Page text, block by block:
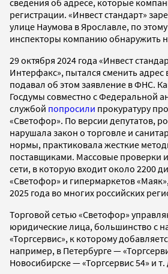
регистрации. «Инвест стандарт»
улице Наумова в Ярославле, по
инспекторы компанию обнаружить
29 октября 2024 года «Инвест
Интерфакс», пытался сменить адрес
подавал об этом заявление в ФНС.
Госдумы совместно с Федеральной
службой попросили прокуратуру
«Светофор». По версии депутатов,
нарушала закон о торговле и
нормы, практиковала жесткие
поставщиками. Массовые проверки
сети, в которую входит около 2200
«Светофор» и гипермаркетов «Маяк»,
2025 года во многих российских
Торговой сетью «Светофор»
юридические лица, большинство с
«Торгсервис», к которому
например, в Петербурге —
Новосибирске — «Торгсервис 54» и т.